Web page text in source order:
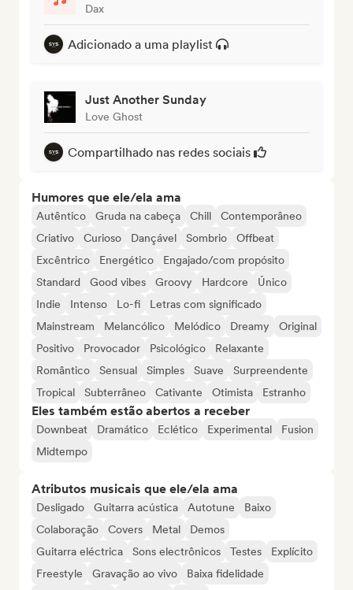
Dax
Adicionado a uma playlist
Just Another Sunday
Love Ghost
Compartilhado nas redes sociais
Humores que ele/ela ama
Autêntico Gruda na cabeça Chill
Contemporâneo
Criativo
Curioso Dançável Sombrio
Offbeat
Excêntrico
Energético
Engajado/com propósito
Standard
Good vibes Groovy Hardcore
Único
Indie
Intenso Lo-fi
Letras com significado
Mainstream
Melancólico Melódico Dreamy
Original
Positivo
Provocador Psicológico
Relaxante
Romântico
Sensual Simples Suave
Surpreendente
Tropical
Subterrâneo Cativante Otimista Estranho
Eles também estão abertos a receber
Downbeat Dramático Eclético Experimental
Fusion
Midtempo
Atributos musicais que ele/ela ama
Desligado Guitarra acústica Autotune
Baixo
Colaboração
Covers Metal
Demos
Guitarra eléctrica
Sons electrônicos Testes
Explícito
Freestyle
Gravação ao vivo
Baixa fidelidade